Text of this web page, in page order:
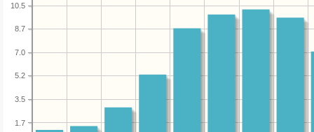
1.7
3.5
5.2
7.0
8.7
10.5